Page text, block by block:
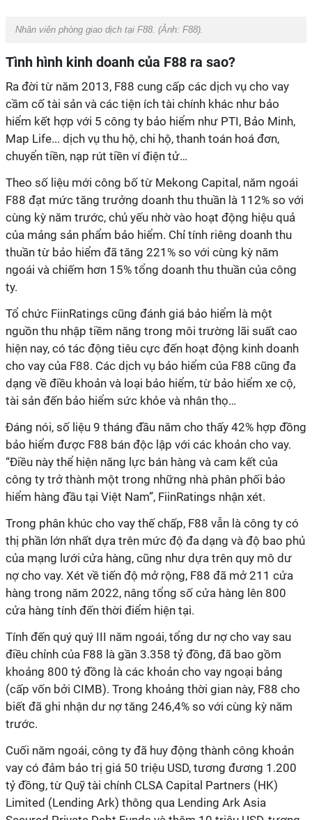
Nhân viên phòng giao dịch tại F88. (Ảnh: F88).
Tình hình kinh doanh của F88 ra sao?
Ra đời từ năm 2013, F88 cung cấp các dịch vụ cho vay
cầm cố tài sản và các tiện ích tài chính khác như bảo
hiểm kết hợp với 5 công ty bảo hiểm như PTI, Bảo Minh,
Map Life... dịch vụ thu hộ, chi hộ, thanh toán hoá đơn,
chuyển tiền, nạp rút tiền ví điện tử…
Theo số liệu mới công bố từ Mekong Capital, năm ngoái
F88 đạt mức tăng trưởng doanh thu thuần là 112% so với
cùng kỳ năm trước, chủ yếu nhờ vào hoạt động hiệu quả
của mảng sản phẩm bảo hiểm. Chỉ tính riêng doanh thu
thuần từ bảo hiểm đã tăng 221% so với cùng kỳ năm
ngoái và chiếm hơn 15% tổng doanh thu thuần của công
ty.
Tổ chức FiinRatings cũng đánh giá bảo hiểm là một
nguồn thu nhập tiềm năng trong môi trường lãi suất cao
hiện nay, có tác động tiêu cực đến hoạt động kinh doanh
cho vay của F88. Các dịch vụ bảo hiểm của F88 cũng đa
dạng về điều khoản và loại bảo hiểm, từ bảo hiểm xe cộ,
tài sản đến bảo hiểm sức khỏe và nhân thọ…
Đáng nói, số liệu 9 tháng đầu năm cho thấy 42% hợp đồng
bảo hiểm được F88 bán độc lập với các khoản cho vay.
“Điều này thể hiện năng lực bán hàng và cam kết của
công ty trở thành một trong những nhà phân phối bảo
hiểm hàng đầu tại Việt Nam”, FiinRatings nhận xét.
Trong phân khúc cho vay thế chấp, F88 vẫn là công ty có
thị phần lớn nhất dựa trên mức độ đa dạng và độ bao phủ
của mạng lưới cửa hàng, cũng như dựa trên quy mô dư
nợ cho vay. Xét về tiến độ mở rộng, F88 đã mở 211 cửa
hàng trong năm 2022, nâng tổng số cửa hàng lên 800
cửa hàng tính đến thời điểm hiện tại.
Tính đến quý quý III năm ngoái, tổng dư nợ cho vay sau
điều chỉnh của F88 là gần 3.358 tỷ đồng, đã bao gồm
khoảng 800 tỷ đồng là các khoản cho vay ngoại bảng
(cấp vốn bởi CIMB). Trong khoảng thời gian này, F88 cho
biết đã ghi nhận dư nợ tăng 246,4% so với cùng kỳ năm
trước.
Cuối năm ngoái, công ty đã huy động thành công khoản
vay có đảm bảo trị giá 50 triệu USD, tương đương 1.200
tỷ đồng, từ Quỹ tài chính CLSA Capital Partners (HK)
Limited (Lending Ark) thông qua Lending Ark Asia